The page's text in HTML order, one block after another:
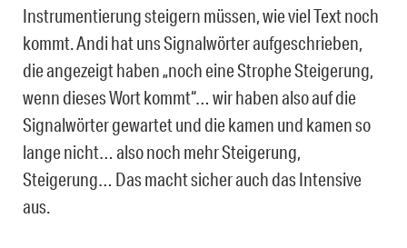
Instrumentierung steigern müssen, wie viel Text noch
kommt. Andi hat uns Signalwörter aufgeschrieben,
die angezeigt haben „noch eine Strophe Steigerung,
wenn dieses Wort kommt“… wir haben also auf die
Signalwörter gewartet und die kamen und kamen so
lange nicht… also noch mehr Steigerung,
Steigerung… Das macht sicher auch das Intensive
aus.